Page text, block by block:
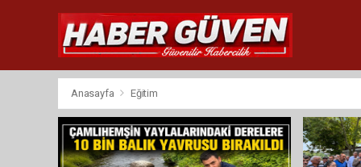
Anasayfa Eğitim